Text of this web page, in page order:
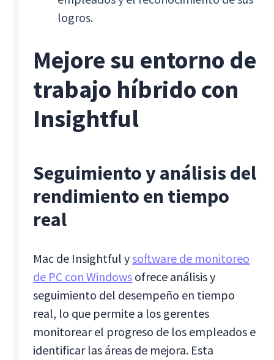
logros.
Mejore su entorno de
trabajo híbrido con
Insightful
Seguimiento y análisis del
rendimiento en tiempo
real
Mac de Insightful ysoftware de monitoreo
de PC con Windows ofrece análisis y
seguimiento del desempeño en tiempo
real, lo que permite a los gerentes
monitorear el progreso de los empleados e
identificar las áreas de mejora. Esta